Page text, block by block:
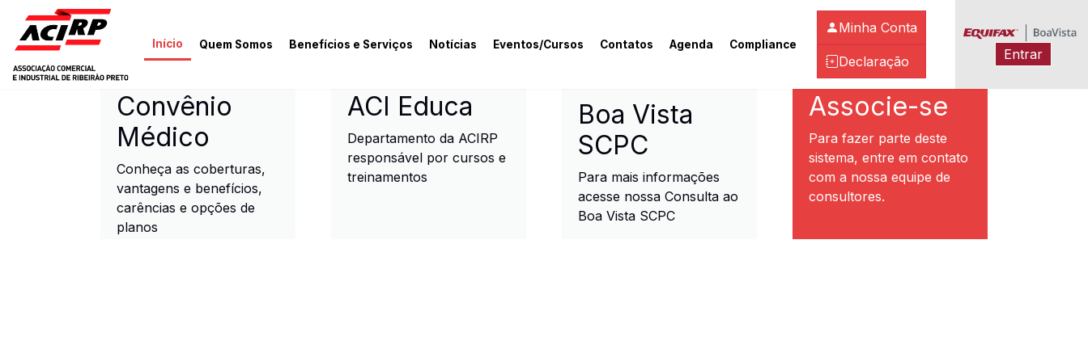
Pular para o conteúdo principal
Início Quem Somos Benefícios e Serviços Notícias Eventos/Cursos Contatos Agenda Compliance
Minha Conta
Declaração Entrar
ACIRP - Associação Comercial e Industrial de Ribeirão Preto
Convênio
Médico
Conheça as coberturas,
vantagens e benefícios,
carências e opções de
planos
ACI Educa
Departamento da ACIRP
responsável por cursos e
treinamentos
Boa Vista
SCPC
Para mais informações
acesse nossa Consulta ao
Boa Vista SCPC
Associe-se
Para fazer parte deste
sistema, entre em contato
com a nossa equipe de
consultores.